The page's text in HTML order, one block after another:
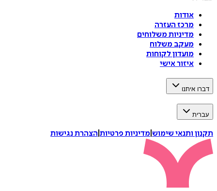
אודות
מרכז העזרה
מדיניות משלוחים
מעקב משלוח
מועדון לקוחות
איזור אישי
דברו איתנו
עברית
תקנון ותנאי שימוש מדיניות פרטיות הצהרת נגישות